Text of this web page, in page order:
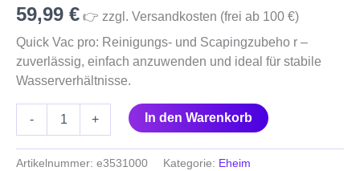
59,99 € 👉 zzgl. Versandkosten (frei ab 100 €)
Quick Vac pro: Reinigungs- und Scapingzubeho r –
zuverlässig, einfach anzuwenden und ideal für stabile
Wasserverhältnisse.
- + In den Warenkorb
Artikelnummer: e3531000 Kategorie: Eheim